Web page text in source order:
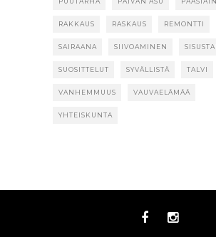
RAKKAUS RASKAUS REMONTTI
SAIRAANA SIIVOAMINEN
SUOSITTELUT SYVÄLLISTÄ TALVI
VANHEMMUUS VAUVAELÄMÄÄ
YHTEISKUNTA